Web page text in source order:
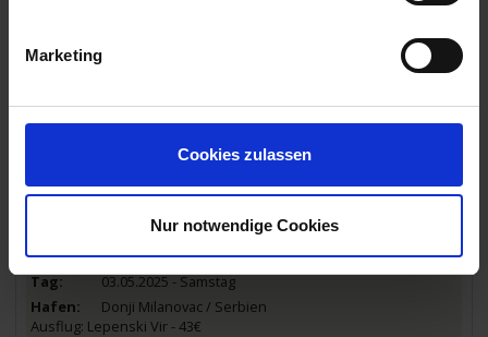
Marketing
Cookies zulassen
Nur notwendige Cookies
Nikopol / Bulgarien
07.00 Uhr
02.05.2025 - Freitag
Orjachowo / Bulgarien
14.30 Uhr
15.00 Uhr
03.05.2025 - Samstag
Donji Milanovac / Serbien
Ausflug: Lepenski Vir - 43€